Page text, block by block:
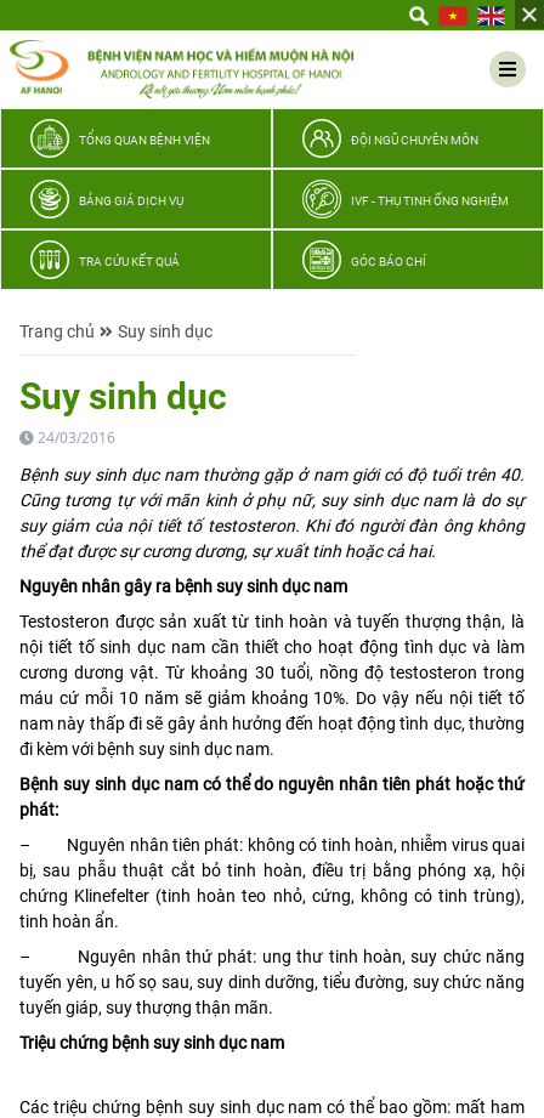
thương
TỔNG QUAN BỆNH VIỆN ĐỘI NGŨ CHUYÊN MÔN
BẢNG GIÁ DỊCH VỤ IVF - THỤ TINH ỐNG NGHIỆM
TRA CỨU KẾT QUẢ GÓC BÁO CHÍ
Trang chủ Suy sinh dục
Suy sinh dục
24/03/2016
Bệnh suy sinh dục nam thường gặp ở nam giới có độ tuổi trên 40.
Cũng tương tự với mãn kinh ở phụ nữ, suy sinh dục nam là do sự
suy giảm của nội tiết tố testosteron. Khi đó người đàn ông không
thể đạt được sự cương dương, sự xuất tinh hoặc cả hai.
Nguyên nhân gây ra bệnh suy sinh dục nam
Testosteron được sản xuất từ tinh hoàn và tuyến thượng thận, là
nội tiết tố sinh dục nam cần thiết cho hoạt động tình dục và làm
cương dương vật. Từ khoảng 30 tuổi, nồng độ testosteron trong
máu cứ mỗi 10 năm sẽ giảm khoảng 10%. Do vậy nếu nội tiết tố
nam này thấp đi sẽ gây ảnh hưởng đến hoạt động tình dục, thường
đi kèm với bệnh suy sinh dục nam.
Bệnh suy sinh dục nam có thể do nguyên nhân tiên phát hoặc thứ
phát:
– Nguyên nhân tiên phát: không có tinh hoàn, nhiễm virus quai
bị, sau phẫu thuật cắt bỏ tinh hoàn, điều trị bằng phóng xạ, hội
chứng Klinefelter (tinh hoàn teo nhỏ, cứng, không có tinh trùng),
tinh hoàn ẩn.
– Nguyên nhân thứ phát: ung thư tinh hoàn, suy chức năng
tuyến yên, u hố sọ sau, suy dinh dưỡng, tiểu đường, suy chức năng
tuyến giáp, suy thượng thận mãn.
Triệu chứng bệnh suy sinh dục nam
Các triệu chứng bệnh suy sinh dục nam có thể bao gồm: mất ham